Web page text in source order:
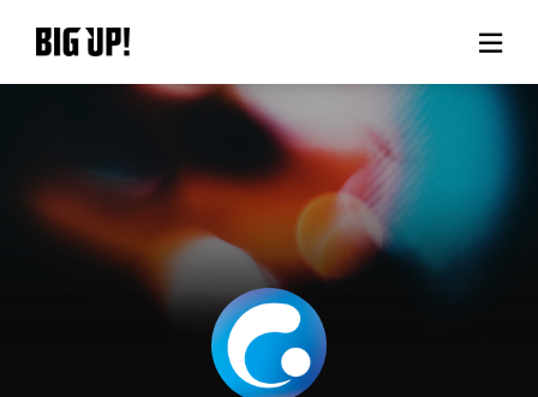
BIG UP!について
ニュース
料金プラン
サポート
ご利用の流れ